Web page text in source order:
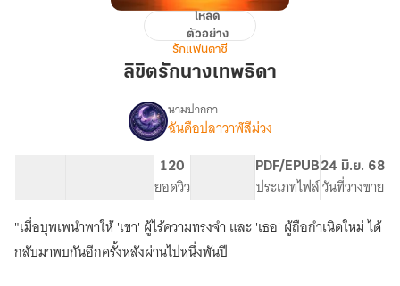
นาง
โหลด
ตัวอย่าง
รักแฟนตาซี
ลิขิตรักนางเทพธิดา
เรื่อง
นามปากกา
ฉันคือปลาวาฬสีม่วง
120
ยอดวิว
PDF/EPUB
ประเภทไฟล์
24 มิ.ย. 68
วันที่วางขาย
"เมื่อบุพเพนำพาให้ 'เขา' ผู้ไร้ความทรงจำ และ 'เธอ' ผู้ถือกำเนิดใหม่ ได้
กลับมาพบกันอีกครั้งหลังผ่านไปหนึ่งพันปี